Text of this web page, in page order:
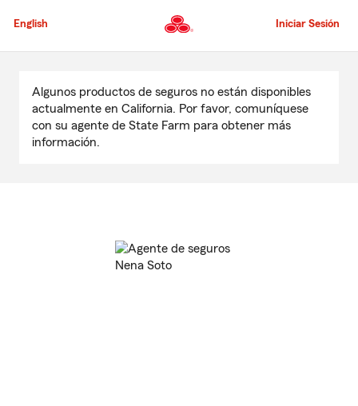
al
principal
English Iniciar Sesión
contenido
principal
Algunos productos de seguros no están disponibles
actualmente en California. Por favor, comuníquese
con su agente de State Farm para obtener más
información.